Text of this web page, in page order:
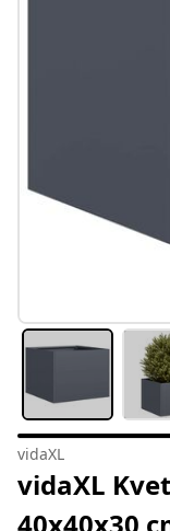
vidaXL
vidaXL